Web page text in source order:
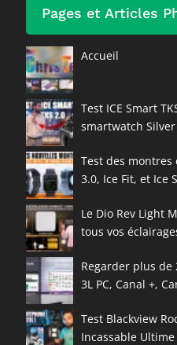
Pages et Articles
Accueil
Test ICE Smart
smartwatch
Test des montres
3.0, Ice Fit, et Ice
Le Dio Rev Light
tous vos
Regarder plus de
3L PC, Canal +,
Test Blackview
Incassable Ultime